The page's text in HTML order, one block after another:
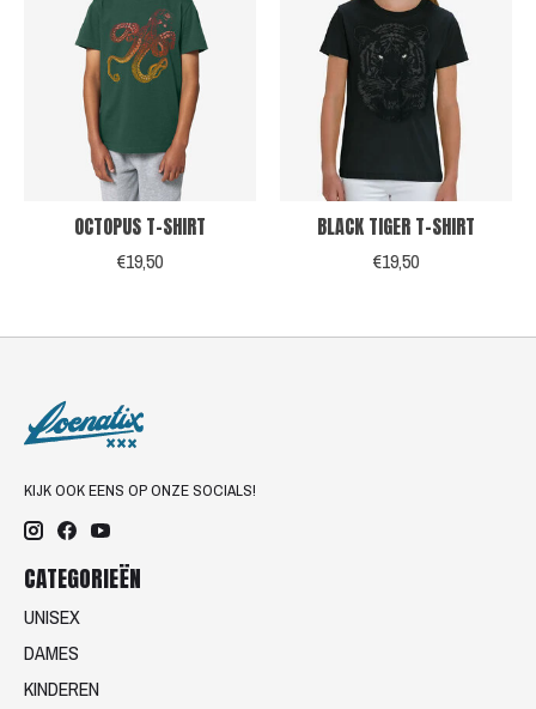
OCTOPUS T-SHIRT
€19,50
BLACK TIGER T-SHIRT
€19,50
KIJK OOK EENS OP ONZE SOCIALS!
CATEGORIEËN
UNISEX
DAMES
KINDEREN